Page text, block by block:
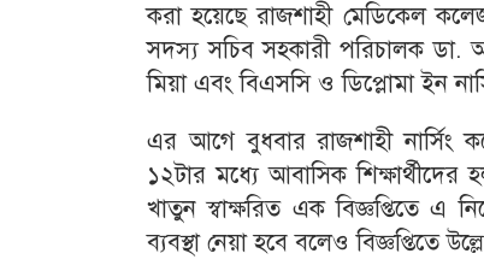
করা হয়েছে রাজশাহী মেডিকেল
সদস্য সচিব সহকারী পরিচালক
মিয়া এবং বিএসসি ও ডিপ্লোমা ইন
এর আগে বুধবার রাজশাহী নার্সিং
১২টার মধ্যে আবাসিক
খাতুন স্বাক্ষরিত এক বিজ্ঞপ্তিতে এ
ব্যবস্থা নেয়া হবে বলেও বিজ্ঞপ্তিতে